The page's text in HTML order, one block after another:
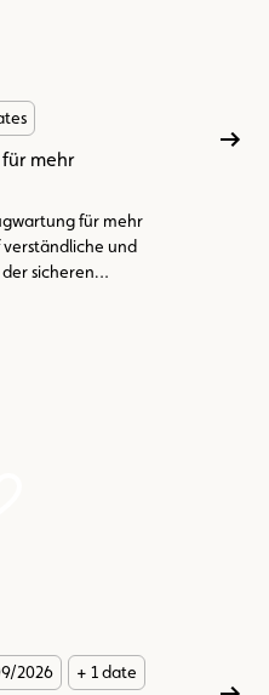
mehr
für mehr
und
sicheren
2026 + 1 date